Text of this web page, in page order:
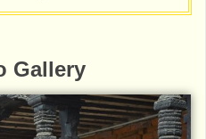
Gallery